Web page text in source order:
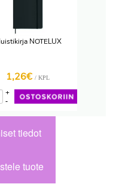
NOTELUX
1,26€ / KPL
-
+
tiedot
tuote